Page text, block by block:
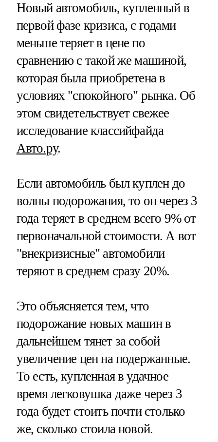
Новый автомобиль, купленный в
первой фазе кризиса, с годами
меньше теряет в цене по
сравнению с такой же машиной,
которая была приобретена в
условиях "спокойного" рынка. Об
этом свидетельствует свежее
исследование классийфайда
Авто.ру.
Если автомобиль был куплен до
волны подорожания, то он через 3
года теряет в среднем всего 9% от
первоначальной стоимости. А вот
"внекризисные" автомобили
теряют в среднем сразу 20%.
Это объясняется тем, что
подорожание новых машин в
дальнейшем тянет за собой
увеличение цен на подержанные.
То есть, купленная в удачное
время легковушка даже через 3
года будет стоить почти столько
же, сколько стоила новой.